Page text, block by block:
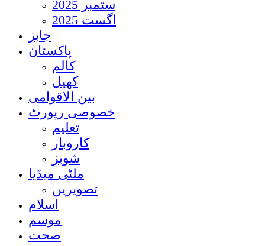
ستمبر 2025
اگست 2025
جابز
پاکستان
کالم
کھیل
بین الاقوامی
خصوصی رپورٹ
تعلیم
کاروبار
شوبز
ملٹی میڈیا
تصویریں
اسلام
موسم
صحت